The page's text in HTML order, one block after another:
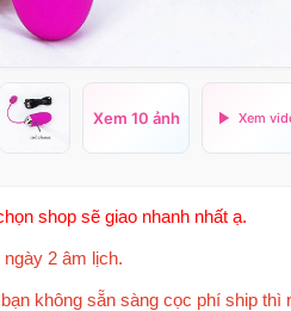
Xem 10 ảnh
shop sẽ giao nhanh nhất ạ.
2 âm lịch.
không sẵn sàng cọc phí ship thì